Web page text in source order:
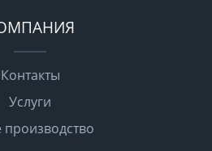
Контакты
Услуги